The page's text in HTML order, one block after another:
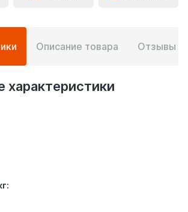
Описание товара Отзывы